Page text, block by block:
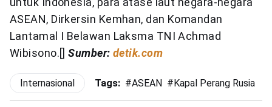
ASEAN, Dirkersin Kemhan, dan Komandan
Lantamal I Belawan Laksma TNI Achmad
Wibisono.[]Sumber:detik.com
Internasional Tags: #ASEAN # Kapal Perang Rusia